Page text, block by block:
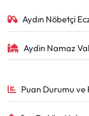
Aydın Nöbetçi
Aydin Namaz
Puan Durumu ve